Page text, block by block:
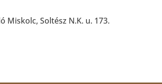
Miskolc, Soltész N.K. u. 173.